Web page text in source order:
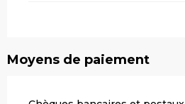
Moyens de paiement